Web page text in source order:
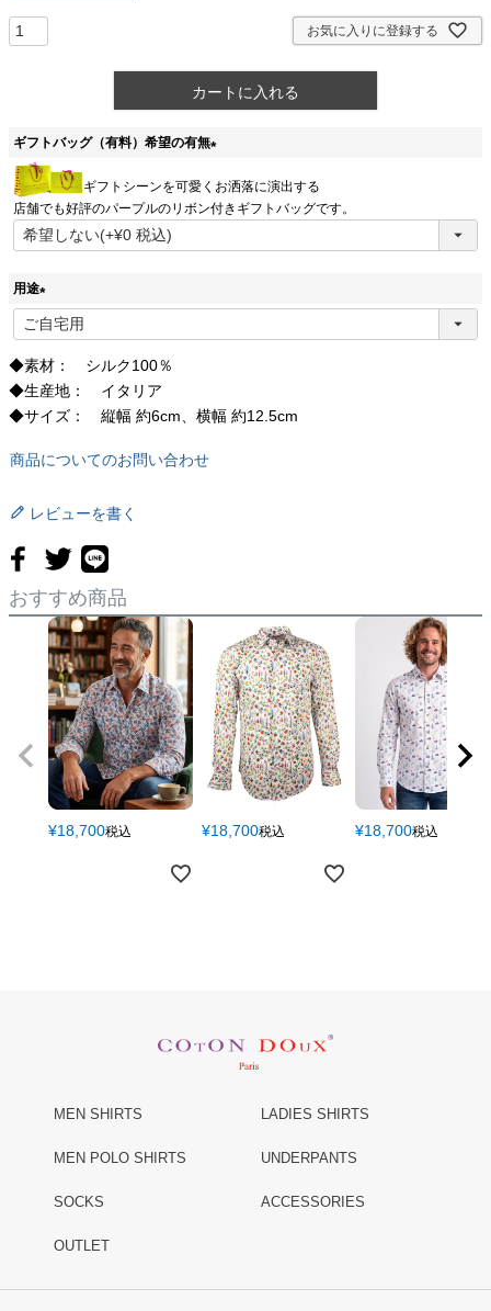
お気に入りに登録する
カートに入れる
ギフトバッグ（有料）希望の有無
必
須
ギフトシーンを可愛くお洒落に演出する
店舗でも好評のパープルのリボン付きギフトバッグです。
用途
(
必
須
)
◆素材： シルク100％
◆生産地： イタリア
◆サイズ： 縦幅 約6cm、横幅 約12.5cm
商品についてのお問い合わせ
レビューを書く
おすすめ商品
¥18,700税込 ¥18,700税込 ¥18,700税込
MEN SHIRTS LADIES SHIRTS
MEN POLO SHIRTS UNDERPANTS
SOCKS ACCESSORIES
OUTLET